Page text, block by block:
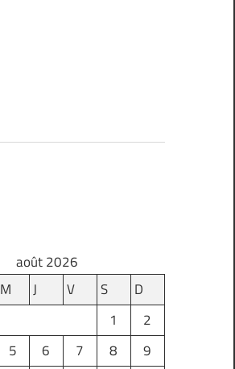
août 2026
M J V S
D
1
2
5 6 7 8
9